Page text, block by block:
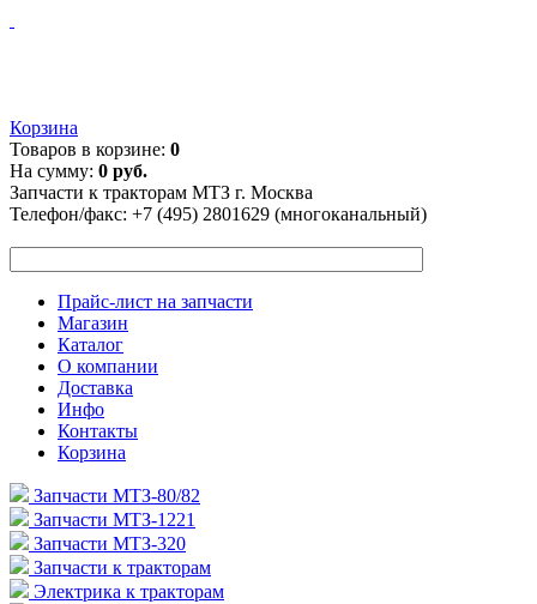
Корзина
Товаров в корзине: 0
На сумму: 0 руб.
Запчасти к тракторам МТЗ г. Москва
Телефон/факс: +7 (495) 2801629 (многоканальный)
Прайс-лист на запчасти
Магазин
Каталог
О компании
Доставка
Инфо
Контакты
Корзина
Запчасти МТЗ-80/82
Запчасти МТЗ-1221
Запчасти МТЗ-320
Запчасти к тракторам
Электрика к тракторам